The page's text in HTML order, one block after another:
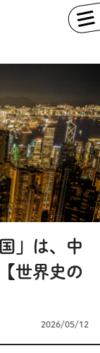
語
語
」は、中
世界史の
2026/05/12